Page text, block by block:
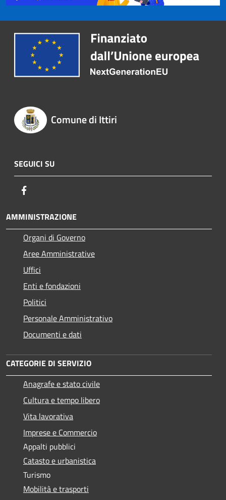
Comune di Ittiri
SEGUICI SU
AMMINISTRAZIONE
Organi di Governo
Aree Amministrative
Uffici
Enti e fondazioni
Politici
Personale Amministrativo
Documenti e dati
CATEGORIE DI SERVIZIO
Anagrafe e stato civile
Cultura e tempo libero
Vita lavorativa
Imprese e Commercio
Appalti pubblici
Catasto e urbanistica
Turismo
Mobilità e trasporti